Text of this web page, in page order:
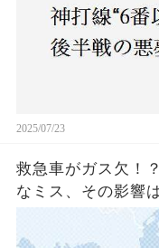
2025/07/23
救急車がガス欠！
なミス、その影響